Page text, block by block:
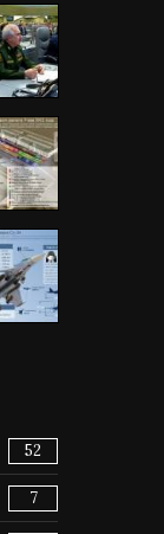
52
7